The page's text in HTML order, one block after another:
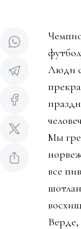
Люди
Мы
все
Верде,